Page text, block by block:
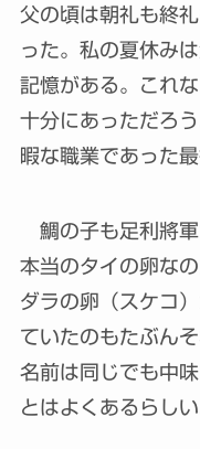
父の頃は朝礼も終
った。私の夏休み
記憶がある。これ
十分にあっただろ
暇な職業であった
鯛の子も足利將軍
本当のタイの卵な
ダラの卵（スケコ
ていたのもたぶん
名前は同じでも中
とはよくあるらしい